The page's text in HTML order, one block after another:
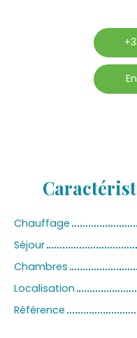
Chauffage
Séjour
Chambres
Localisation
Référence